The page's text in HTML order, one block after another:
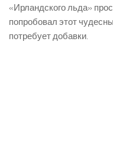
«Ирландского льда»
попробовал этот
потребует добавки.